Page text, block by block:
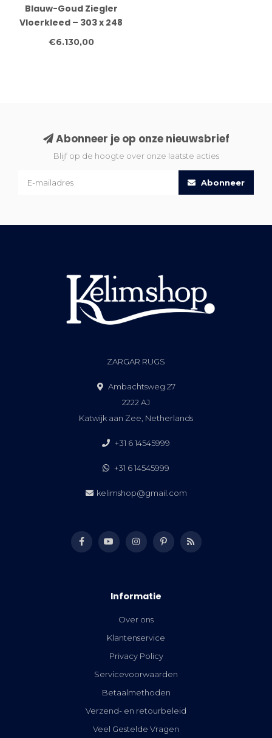
Blauw-Goud Ziegler
Vloerkleed – 303 x 248
cm – Handgeknoopt
€6.130,00
Abonneer je op onze nieuwsbrief
Blijf op de hoogte over onze laatste acties
Abonneer
ZARGAR RUGS
Ambachtsweg 27
2222 AJ
Katwijk aan Zee, Netherlands
+31 6 14545999
+31 6 14545999
kelimshop@gmail.com
Informatie
Over ons
Klantenservice
Privacy Policy
Servicevoorwaarden
Betaalmethoden
Verzend- en retourbeleid
Veel Gestelde Vragen